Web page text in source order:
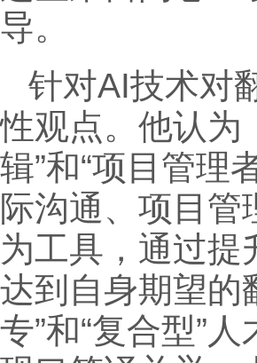
导。
针对AI技术对
性观点。他认为
辑”和“项目管理
际沟通、项目
为工具，通过提
达到自身期望的
专”和“复合型”